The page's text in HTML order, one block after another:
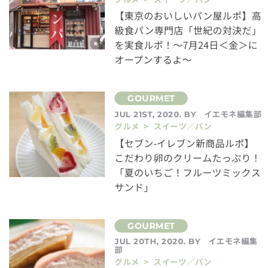
【東京のおいしいパン屋ルポ】高
級食パン専門店「世紀の対決だ」
を実食ルポ！〜7月24日＜金＞に
オープンするよ〜
JUL 21ST, 2020. BY
イエモネ編集部
グルメ > スイーツ／パン
【セブン-イレブン新商品ルポ】
こだわり卵のクリームたっぷり！
「夏のいちご！フルーツミックス
サンド」
JUL 20TH, 2020. BY イエモネ編集
部
グルメ > スイーツ／パン